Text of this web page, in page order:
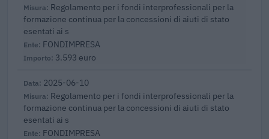
Regolamento per i fondi interprofessionali per la
formazione continua per la concessioni di aiuti di stato
esentati ai s
FONDIMPRESA
3.593 euro
2025-06-10
Regolamento per i fondi interprofessionali per la
formazione continua per la concessioni di aiuti di stato
esentati ai s
FONDIMPRESA